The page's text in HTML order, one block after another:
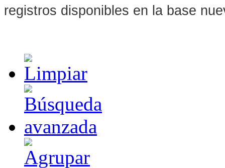
registros disponibles en la base